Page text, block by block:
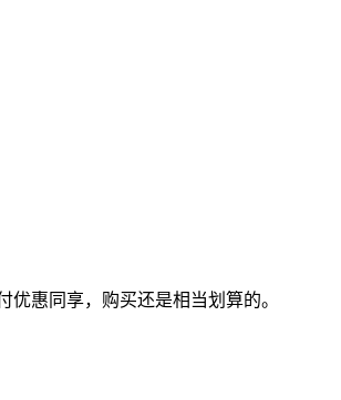
惠同享，购买还是相当划算的。